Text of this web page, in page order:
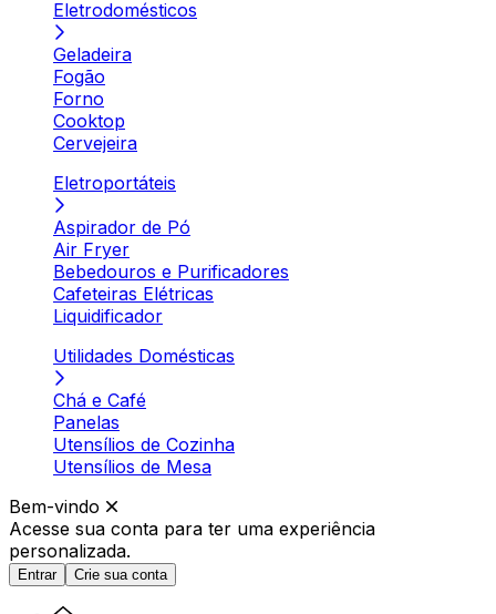
Eletrodomésticos
Geladeira
Fogão
Forno
Cooktop
Cervejeira
Eletroportáteis
Aspirador de Pó
Air Fryer
Bebedouros e Purificadores
Cafeteiras Elétricas
Liquidificador
Utilidades Domésticas
Chá e Café
Panelas
Utensílios de Cozinha
Utensílios de Mesa
Bem-vindo
Acesse sua conta para ter uma experiência
personalizada.
Entrar Crie sua conta